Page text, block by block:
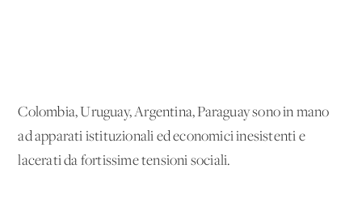
Colombia, Uruguay, Argentina, Paraguay sono in mano
ad apparati istituzionali ed economici inesistenti e
lacerati da fortissime tensioni sociali.